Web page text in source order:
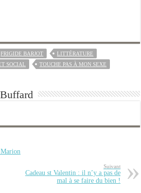
FRIGIDE BARJOT
LITTÉRATURE
SOCIAL TOUCHE PAS À MON SEXE
Suivant
Cadeau st Valentin : il n’y a pas de
mal à se faire du bien !